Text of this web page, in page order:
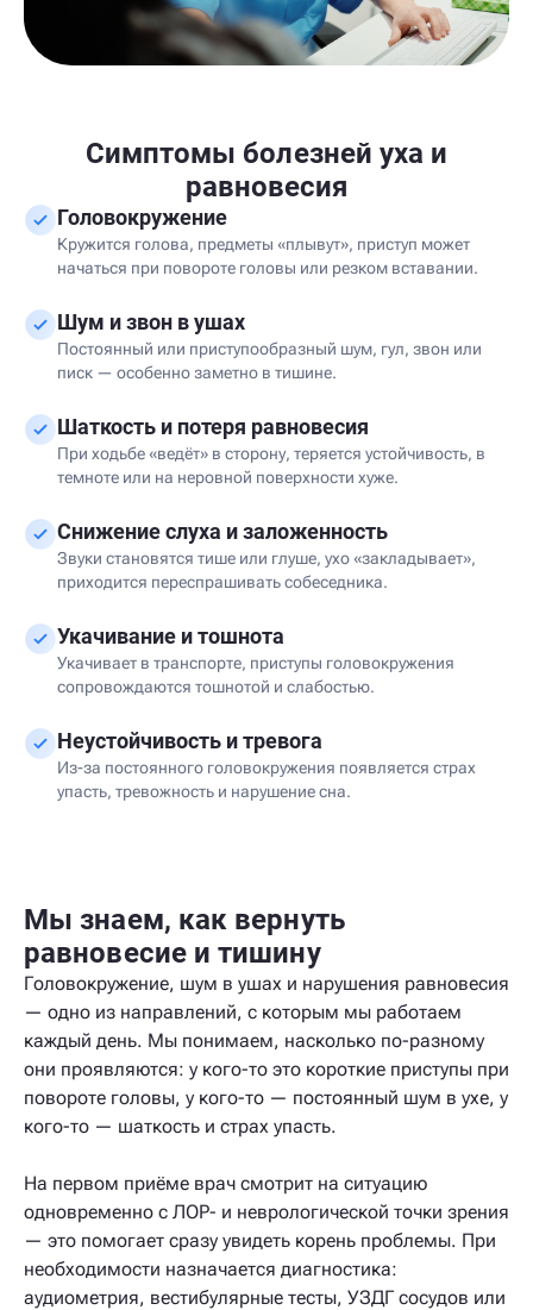
Симптомы болезней уха и
равновесия
Головокружение
Кружится голова, предметы «плывут», приступ может
начаться при повороте головы или резком вставании.
Шум и звон в ушах
Постоянный или приступообразный шум, гул, звон или
писк — особенно заметно в тишине.
Шаткость и потеря равновесия
При ходьбе «ведёт» в сторону, теряется устойчивость, в
темноте или на неровной поверхности хуже.
Снижение слуха и заложенность
Звуки становятся тише или глуше, ухо «закладывает»,
приходится переспрашивать собеседника.
Укачивание и тошнота
Укачивает в транспорте, приступы головокружения
сопровождаются тошнотой и слабостью.
Неустойчивость и тревога
Из-за постоянного головокружения появляется страх
упасть, тревожность и нарушение сна.
Мы знаем, как вернуть
равновесие и тишину
Головокружение, шум в ушах и нарушения равновесия
— одно из направлений, с которым мы работаем
каждый день. Мы понимаем, насколько по-разному
они проявляются: у кого-то это короткие приступы при
повороте головы, у кого-то — постоянный шум в ухе, у
кого-то — шаткость и страх упасть.
На первом приёме врач смотрит на ситуацию
одновременно с ЛОР- и неврологической точки зрения
— это помогает сразу увидеть корень проблемы. При
необходимости назначается диагностика:
аудиометрия, вестибулярные тесты, УЗДГ сосудов или